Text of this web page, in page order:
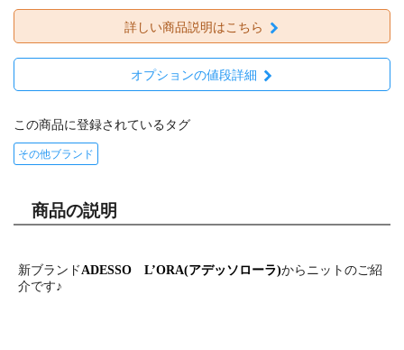
詳しい商品説明はこちら
オプションの値段詳細
この商品に登録されているタグ
その他ブランド
商品の説明
新ブランド ADESSO L’ORA(アデッソローラ)からニットのご紹
介です♪